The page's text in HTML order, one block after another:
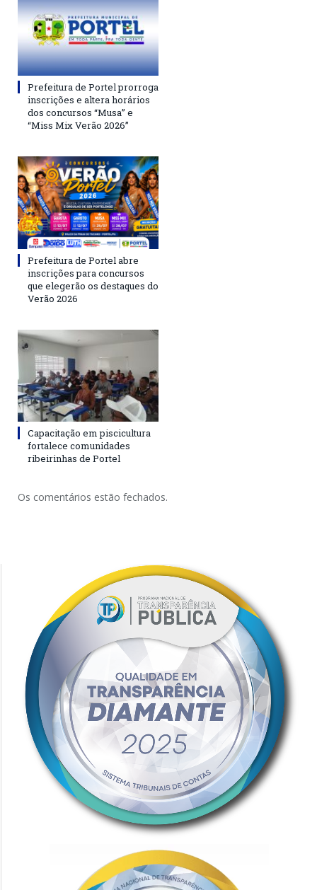
Prefeitura de Portel prorroga
inscrições e altera horários
dos concursos “Musa” e
“Miss Mix Verão 2026”
Prefeitura de Portel abre
inscrições para concursos
que elegerão os destaques do
Verão 2026
Capacitação em piscicultura
fortalece comunidades
ribeirinhas de Portel
Os comentários estão fechados.